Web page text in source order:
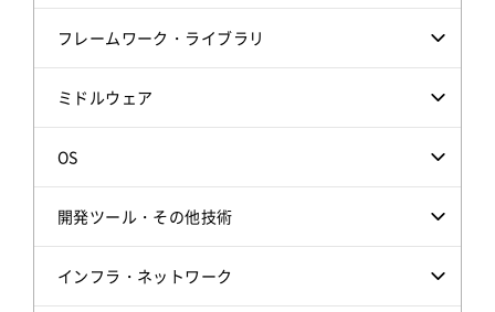
フレームワーク・ライブラリ
ミドルウェア
OS
開発ツール・その他技術
インフラ・ネットワーク